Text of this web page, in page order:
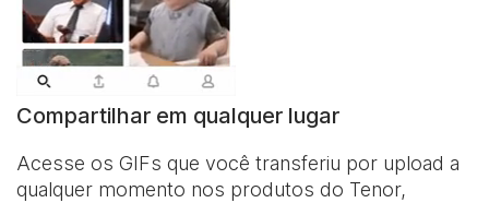
Compartilhar em qualquer lugar
Acesse os GIFs que você transferiu por upload a
qualquer momento nos produtos do Tenor,